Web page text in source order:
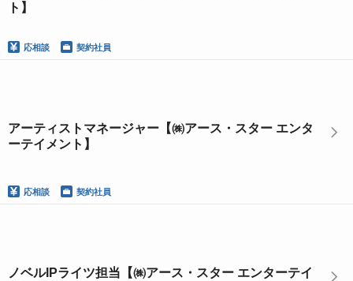
ト】
応相談 契約社員
アーティストマネージャー【㈱アース・スター エンタ
ーテイメント】
応相談 契約社員
ノベルIPライツ担当【㈱アース・スター エンターテイ